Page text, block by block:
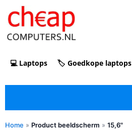
💻 Laptops 🏷️ Goedkope laptops
Home » Product beeldscherm » 15,6"